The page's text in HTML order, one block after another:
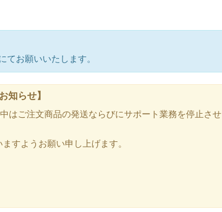
てお願いいたします。
知らせ】
はご注文商品の発送ならびにサポート業務を停止させ
すようお願い申し上げます。